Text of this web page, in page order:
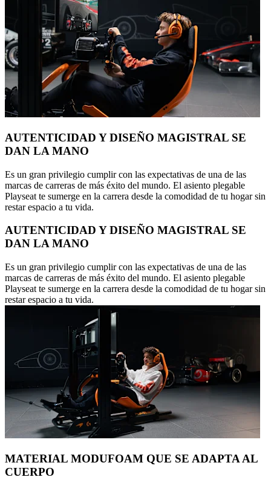
AUTENTICIDAD Y DISEÑO MAGISTRAL SE
DAN LA MANO
Es un gran privilegio cumplir con las expectativas de una de las
marcas de carreras de más éxito del mundo. El asiento plegable
Playseat te sumerge en la carrera desde la comodidad de tu hogar sin
restar espacio a tu vida.
AUTENTICIDAD Y DISEÑO MAGISTRAL SE
DAN LA MANO
Es un gran privilegio cumplir con las expectativas de una de las
marcas de carreras de más éxito del mundo. El asiento plegable
Playseat te sumerge en la carrera desde la comodidad de tu hogar sin
restar espacio a tu vida.
MATERIAL MODUFOAM QUE SE ADAPTA AL
CUERPO